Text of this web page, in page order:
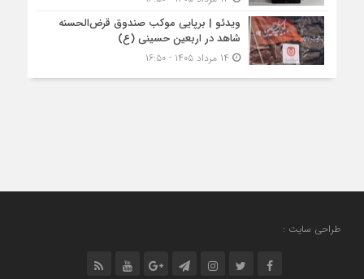
ویدئو | برپایی موکب صندوق قرض‌الحسنه
شاهد در اربعین حسینی (ع)
طراحی سایت :